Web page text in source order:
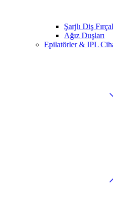
Şarjlı Diş
Ağız Duşları
Epilatörler & IPL